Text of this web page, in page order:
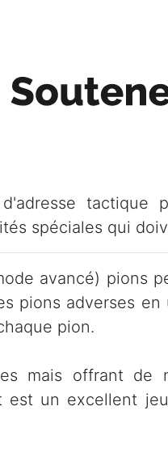
tactique
spéciales qui
avancé) pions
pions adverses
pion.
mais offrant de
est un excellent